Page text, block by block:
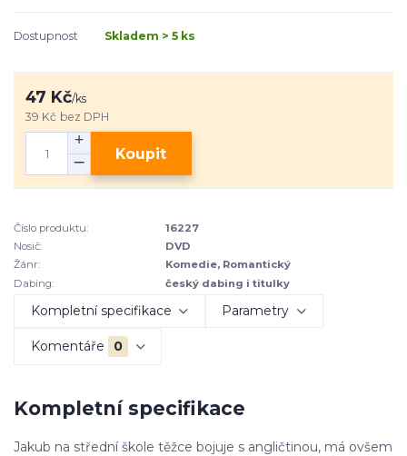
Dostupnost Skladem > 5 ks
47 Kč/ks
39 Kč bez DPH
Koupit
Číslo produktu:
16227
Nosič:
DVD
Žánr:
Komedie, Romantický
Dabing:
český dabing i titulky
Kompletní specifikace Parametry
Komentáře 0
Kompletní specifikace
Jakub na střední škole těžce bojuje s angličtinou, má ovšem